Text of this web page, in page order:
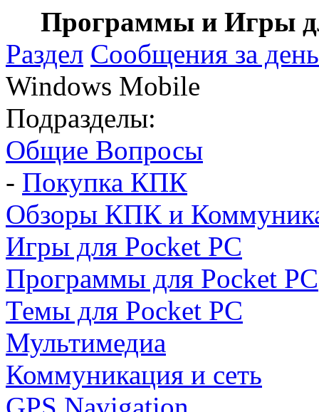
Программы и Игры
Раздел Сообщения за день
Windows Mobile
Подразделы:
Общие Вопросы
- Покупка КПК
Обзоры КПК и
Игры для Pocket PC
Программы для Pocket PC
Темы для Pocket PC
Мультимедиа
Коммуникация и сеть